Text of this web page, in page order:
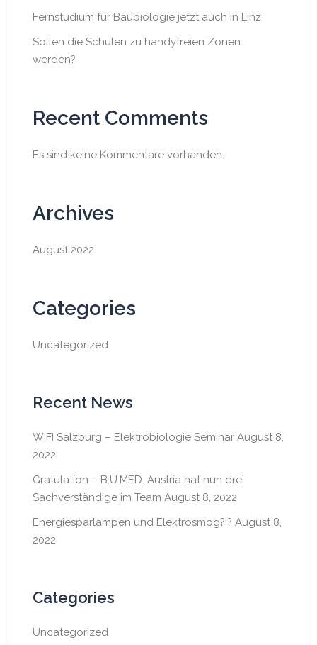
Fernstudium für Baubiologie jetzt auch in Linz
Sollen die Schulen zu handyfreien Zonen
werden?
Recent Comments
Es sind keine Kommentare vorhanden.
Archives
August 2022
Categories
Uncategorized
Recent News
WIFI Salzburg – Elektrobiologie Seminar August 8,
2022
Gratulation – B.U.MED. Austria hat nun drei
Sachverständige im Team August 8, 2022
Energiesparlampen und Elektrosmog?!? August 8,
2022
Categories
Uncategorized